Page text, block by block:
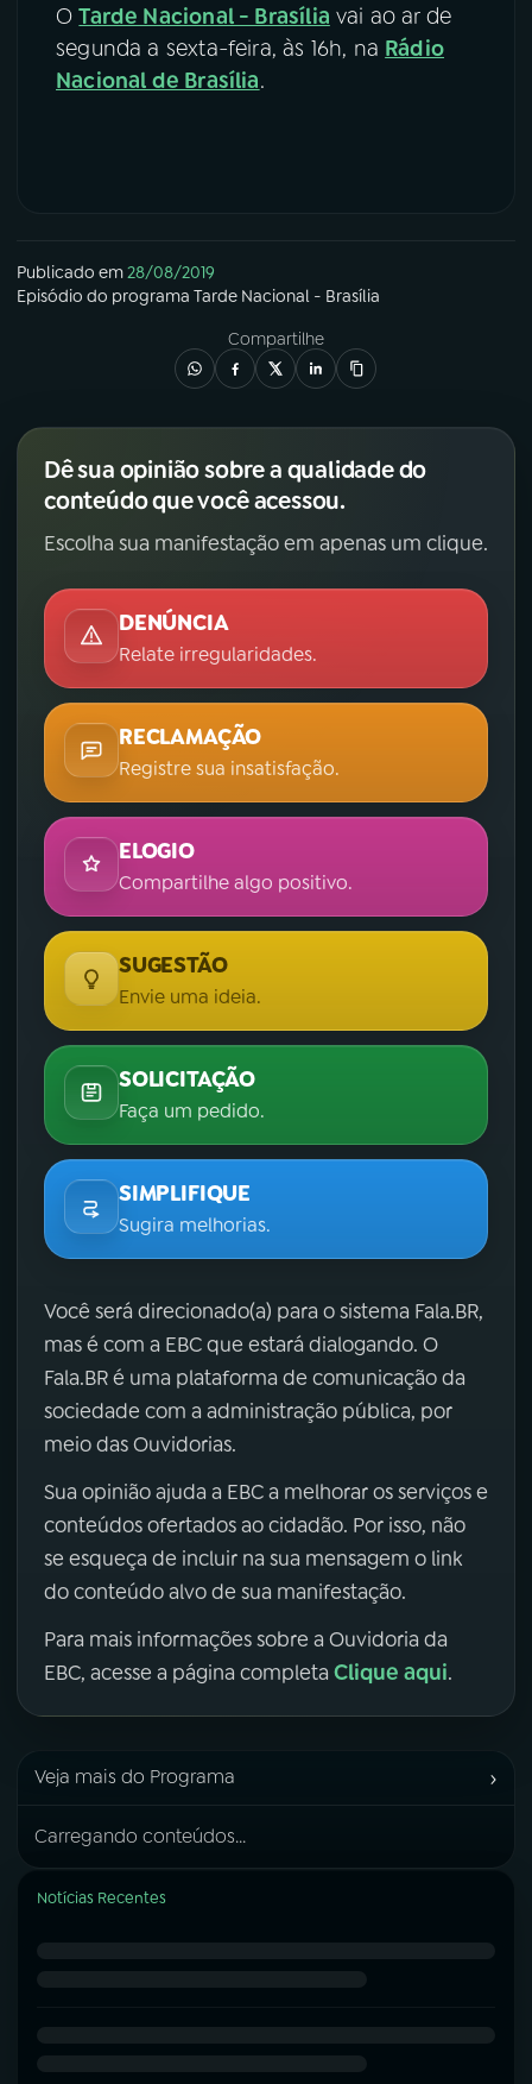
OTarde Nacional - Brasília vai ao ar de
segunda a sexta-feira, às 16h, na Rádio
Nacional de Brasília.
Publicado em28/08/2019
Episódio do programa Tarde Nacional - Brasília
Compartilhe
Dê sua opinião sobre a qualidade do
conteúdo que você acessou.
Escolha sua manifestação em apenas um clique.
DENÚNCIA
Relate irregularidades.
RECLAMAÇÃO
Registre sua insatisfação.
ELOGIO
Compartilhe algo positivo.
SUGESTÃO
Envie uma ideia.
SOLICITAÇÃO
Faça um pedido.
SIMPLIFIQUE
Sugira melhorias.
Você será direcionado(a) para o sistema Fala.BR,
mas é com a EBC que estará dialogando. O
Fala.BR é uma plataforma de comunicação da
sociedade com a administração pública, por
meio das Ouvidorias.
Sua opinião ajuda a EBC a melhorar os serviços e
conteúdos ofertados ao cidadão. Por isso, não
se esqueça de incluir na sua mensagem o link
do conteúdo alvo de sua manifestação.
Para mais informações sobre a Ouvidoria da
EBC, acesse a página completa Clique aqui.
Veja mais do Programa ›
Carregando conteúdos...
Notícias Recentes